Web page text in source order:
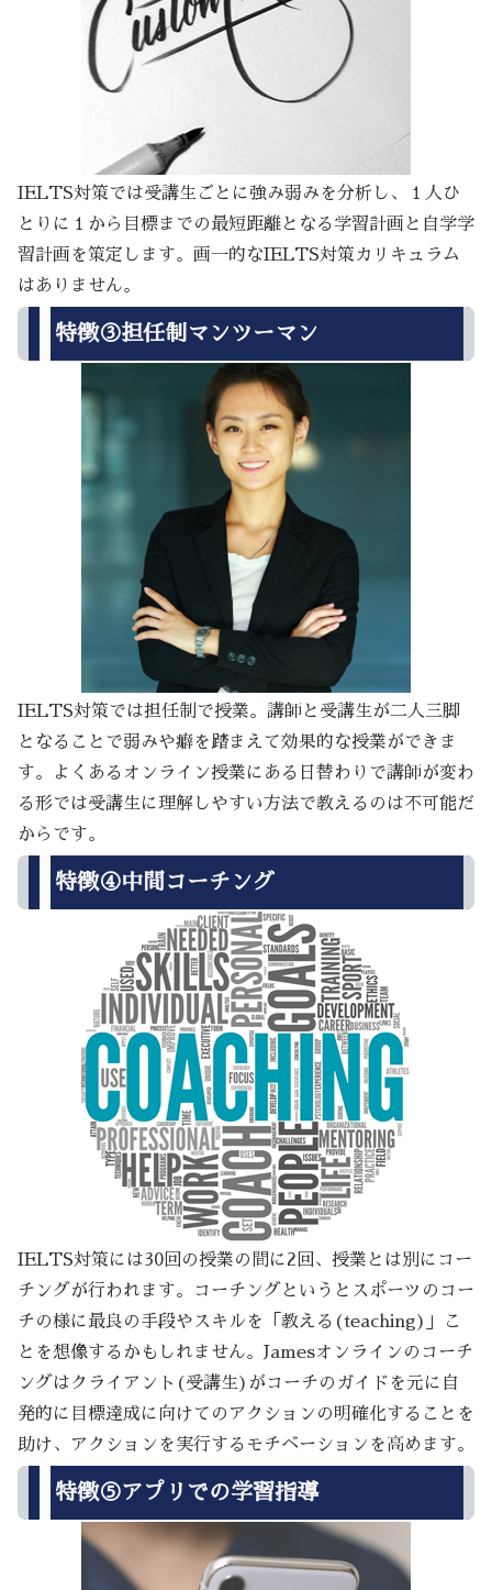
IELTS対策では受講生ごとに強み弱みを分析し、１人ひ
とりに１から目標までの最短距離となる学習計画と自学学
習計画を策定します。画一的なIELTS対策カリキュラム
はありません。
特徴③担任制マンツーマン
IELTS対策では担任制で授業。講師と受講生が二人三脚
となることで弱みや癖を踏まえて効果的な授業ができま
す。よくあるオンライン授業にある日替わりで講師が変わ
る形では受講生に理解しやすい方法で教えるのは不可能だ
からです。
特徴④中間コーチング
IELTS対策には30回の授業の間に2回、授業とは別にコー
チングが行われます。コーチングというとスポーツのコー
チの様に最良の手段やスキルを「教える(teaching)」こ
とを想像するかもしれません。Jamesオンラインのコーチ
ングはクライアント(受講生)がコーチのガイドを元に自
発的に目標達成に向けてのアクションの明確化することを
助け、アクションを実行するモチベーションを高めます。
特徴⑤アプリでの学習指導